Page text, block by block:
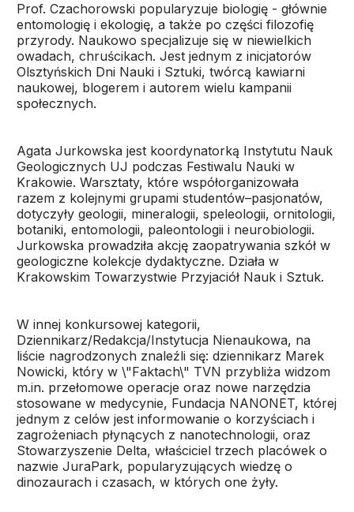
Prof. Czachorowski popularyzuje biologię - głównie
entomologię i ekologię, a także po części filozofię
przyrody. Naukowo specjalizuje się w niewielkich
owadach, chruścikach. Jest jednym z inicjatorów
Olsztyńskich Dni Nauki i Sztuki, twórcą kawiarni
naukowej, blogerem i autorem wielu kampanii
społecznych.
Agata Jurkowska jest koordynatorką Instytutu Nauk
Geologicznych UJ podczas Festiwalu Nauki w
Krakowie. Warsztaty, które współorganizowała
razem z kolejnymi grupami studentów–pasjonatów,
dotyczyły geologii, mineralogii, speleologii, ornitologii,
botaniki, entomologii, paleontologii i neurobiologii.
Jurkowska prowadziła akcję zaopatrywania szkół w
geologiczne kolekcje dydaktyczne. Działa w
Krakowskim Towarzystwie Przyjaciół Nauk i Sztuk.
W innej konkursowej kategorii,
Dziennikarz/Redakcja/Instytucja Nienaukowa, na
liście nagrodzonych znaleźli się: dziennikarz Marek
Nowicki, który w \"Faktach\" TVN przybliża widzom
m.in. przełomowe operacje oraz nowe narzędzia
stosowane w medycynie, Fundacja NANONET, której
jednym z celów jest informowanie o korzyściach i
zagrożeniach płynących z nanotechnologii, oraz
Stowarzyszenie Delta, właściciel trzech placówek o
nazwie JuraPark, popularyzujących wiedzę o
dinozaurach i czasach, w których one żyły.